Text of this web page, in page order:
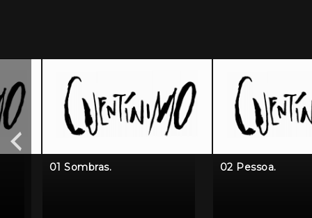
01 Sombras. 02 Pessoa.